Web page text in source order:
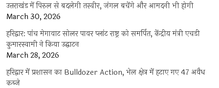
उत्तराखंड में पिरुल से बदलेगी तस्वीर, जंगल बचेंगे और आमदनी भी होगी
March 30, 2026
हरिद्वार: पांच मेगावाट सोलर पावर प्लांट राष्ट्र को समर्पित, केंद्रीय मंत्री एचडी
कुमारस्वामी ने किया उद्घाटन
March 28, 2026
हरिद्वार में प्रशासन का Bulldozer Action, भेल क्षेत्र में हटाए गए 47 अवैध
कब्जे